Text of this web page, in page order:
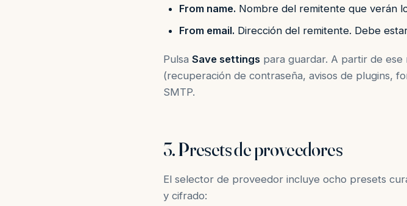
From name. Nombre del remitente que verán
From email. Dirección del remitente. Debe
Pulsa Save settings para guardar. A partir de
(recuperación de contraseña, avisos de plugins,
SMTP.
3. Presets de proveedores
El selector de proveedor incluye ocho presets
y cifrado: